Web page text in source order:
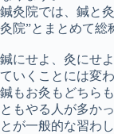
鍼灸院では、鍼と
灸院”とまとめて総
鍼にせよ、灸にせ
ていくことには変
鍼もお灸もどちら
ともやる人が多か
とが一般的な習わ